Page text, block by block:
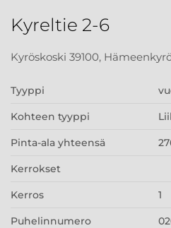
Kyreltie 2-6
Kyröskoski 39100,
Tyyppi
Kohteen tyyppi
Pinta-ala yhteensä
Kerrokset
Kerros 1
Puhelinnumero